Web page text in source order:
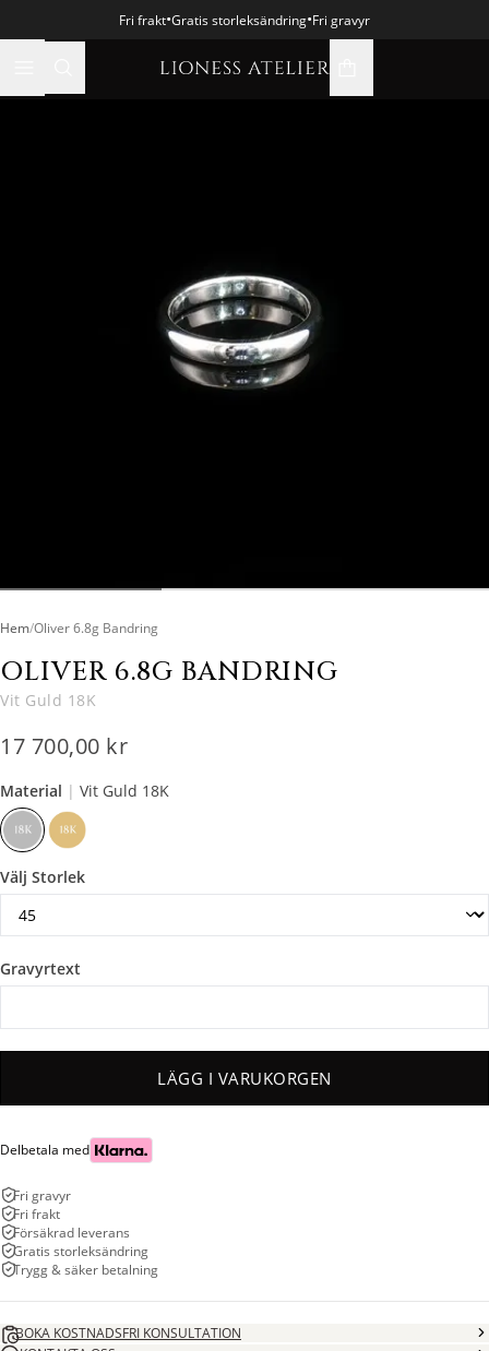
Fri frakt•Gratis storleksändring•Fri gravyr
Hem/Oliver 6.8g Bandring
OLIVER 6.8G BANDRING
Vit Guld 18K
17 700,00 kr
Material | Vit Guld 18K
Välj Storlek
Gravyrtext
LÄGG I VARUKORGEN
Delbetala med
Fri gravyr
Fri frakt
Försäkrad leverans
Gratis storleksändring
Trygg & säker betalning
BOKA KOSTNADSFRI KONSULTATION